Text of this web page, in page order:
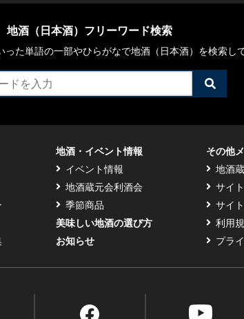
地酒（日本酒）フリーワード検索
った単語の一部やひらがなで地酒（日本酒）を検索し
検
索
地酒・イベント情報
イベント情報
地酒蔵元会利酒会
季節商品
美味しい地酒の選び方
お知らせ
その他
地酒
サイ
サイ
利用
プラ